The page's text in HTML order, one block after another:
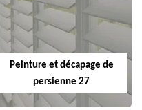
Peinture et décapage de
persienne 27